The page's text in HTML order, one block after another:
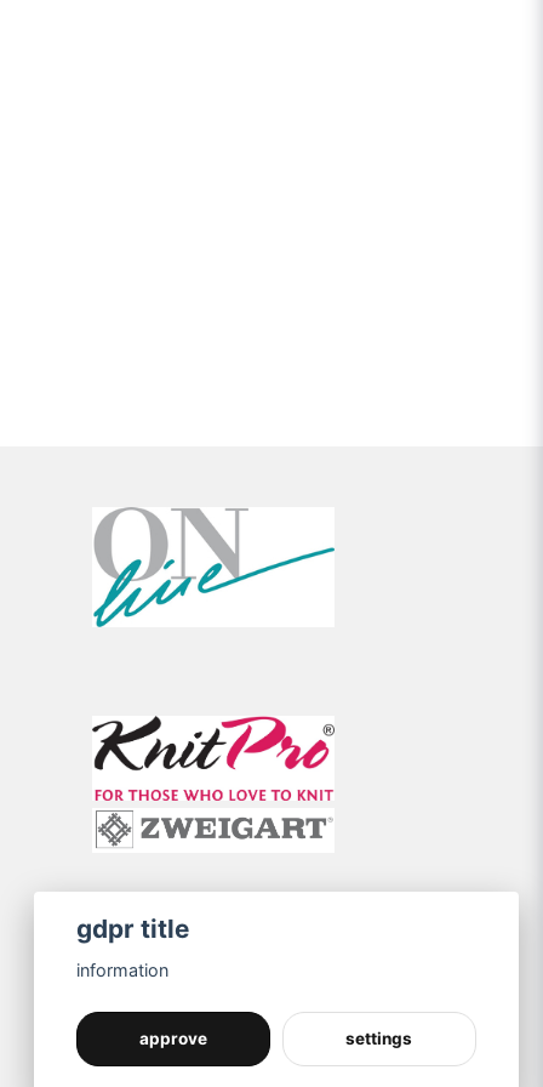
gdpr title
information
approve settings